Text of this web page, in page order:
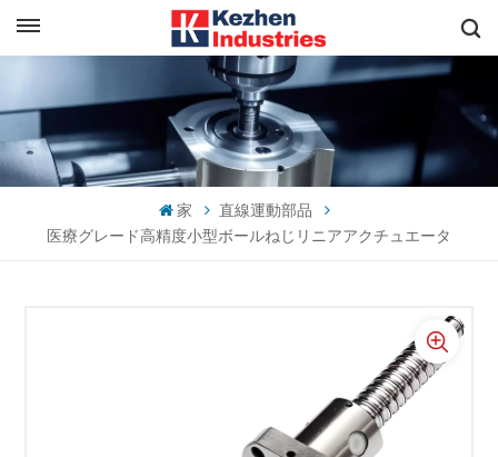
English
español
すぐに見積もりを取得
家
直線運動部品
医療グレード高精度小型ボールねじリニアアクチュエータ